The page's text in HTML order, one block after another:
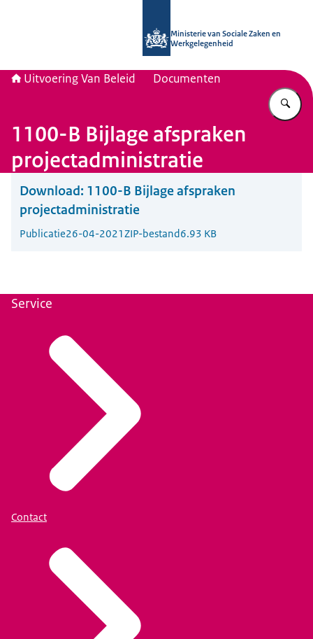
Ministerie van Sociale Zaken en
Werkgelegenheid
Uitvoering Van Beleid Documenten
1100-B Bijlage afspraken
projectadministratie
Download: 1100-B Bijlage afspraken
projectadministratie
Publicatie26-04-2021ZIP-bestand6.93 KB
Service
Contact